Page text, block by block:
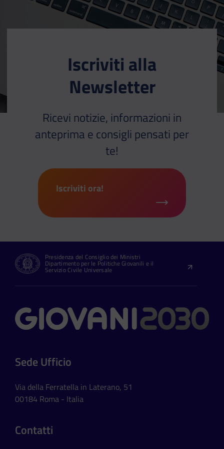
Iscriviti alla
Newsletter
Ricevi notizie, informazioni in
anteprima e consigli pensati per
te!
Iscriviti ora!
Presidenza del Consiglio dei Ministri
Dipartimento per le Politiche Giovanili e il
Servizio Civile Universale
Contatti
Sede Ufficio
Via della Ferratella in Laterano, 51
00184 Roma - Italia
Contatti